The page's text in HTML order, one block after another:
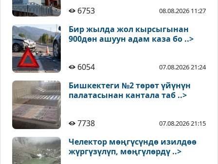
6753 08.08.2026 11:27
Бир жылда жол кырсыгынан
900дөн ашуун адам каза бо ..>
6054 07.08.2026 21:24
Бишкектеги №2 төрөт үйүнүн
палатасынан кантала таб ..>
7738 07.08.2026 21:15
Челектор мөңгүсүндө изилдөө
жүргүзүлүп, мөңгүлөрдү ..>